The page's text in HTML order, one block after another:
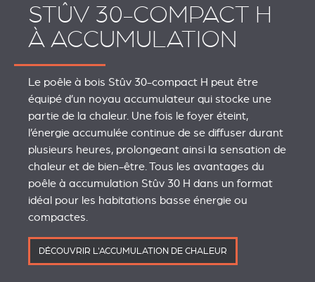
STÛV 30-COMPACT H
À ACCUMULATION
Le poêle à bois Stûv 30-compact H peut être
équipé d’un noyau accumulateur qui stocke une
partie de la chaleur. Une fois le foyer éteint,
l’énergie accumulée continue de se diffuser durant
plusieurs heures, prolongeant ainsi la sensation de
chaleur et de bien-être. Tous les avantages du
poêle à accumulation Stûv 30 H dans un format
idéal pour les habitations basse énergie ou
compactes.
DÉCOUVRIR L'ACCUMULATION DE CHALEUR